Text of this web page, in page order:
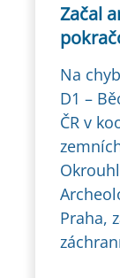
Začal
Na
D1 –
ČR v
Praha,